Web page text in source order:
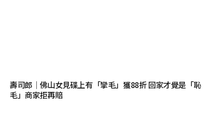
壽司郎｜佛山女見碟上有「攣毛」獲88折 回家才覺是「恥
毛」商家拒再賠